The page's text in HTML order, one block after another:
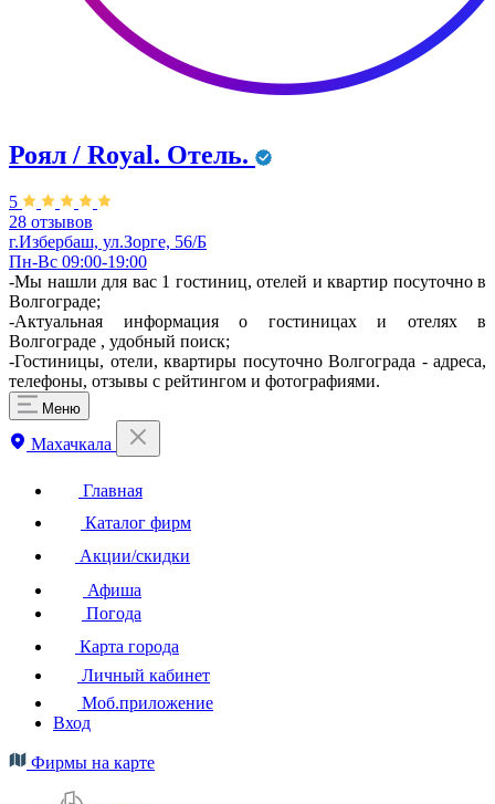
Роял / Royal. Отель.
5
28 отзывов
г.Избербаш, ул.Зорге, 56/Б
Пн-Вс 09:00-19:00
-Мы нашли для вас 1 гостиниц, отелей и квартир посуточно в
Волгограде;
-Актуальная информация о гостиницах и отелях в
Волгограде , удобный поиск;
-Гостиницы, отели, квартиры посуточно Волгограда - адреса,
телефоны, отзывы с рейтингом и фотографиями.
Меню
Махачкала
Главная
Каталог фирм
Акции/скидки
Афиша
Погода
Карта города
Личный кабинет
Моб.приложение
Вход
Фирмы на карте